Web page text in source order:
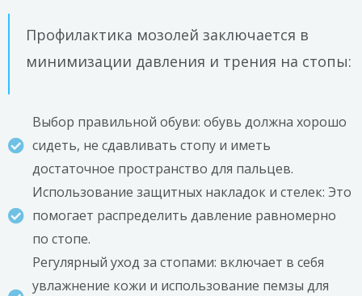
Профилактика мозолей заключается в
минимизации давления и трения на стопы:
Выбор правильной обуви: обувь должна хорошо
сидеть, не сдавливать стопу и иметь
достаточное пространство для пальцев.
Использование защитных накладок и стелек: Это
помогает распределить давление равномерно
по стопе.
Регулярный уход за стопами: включает в себя
увлажнение кожи и использование пемзы для